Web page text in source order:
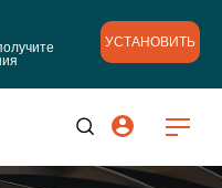
УСТАНОВИТЬ